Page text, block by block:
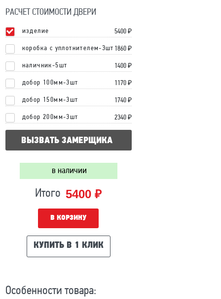
РАСЧЕТ СТОИМОСТИ ДВЕРИ
изделие 5400₽
коробка с уплотнителем-3шт 1860 ₽
наличник-5шт 1400 ₽
добор 100мм-3шт 1170 ₽
добор 150мм-3шт 1740 ₽
добор 200мм-3шт 2340 ₽
ВЫЗВАТЬ ЗАМЕРЩИКА
в наличии
Итого 5400 ₽
В КОРЗИНУ
КУПИТЬ В 1 КЛИК
Особенности товара: